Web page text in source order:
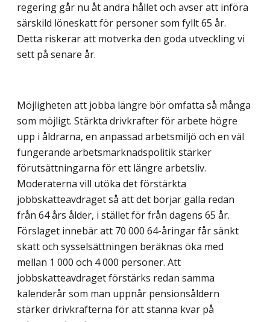
regering går nu åt andra hållet och avser att införa
särskild löneskatt för personer som fyllt 65 år.
Detta riskerar att motverka den goda utveckling vi
sett på senare år.
Möjligheten att jobba längre bör omfatta så många
som möjligt. Stärkta drivkrafter för arbete högre
upp i åldrarna, en anpassad arbetsmiljö och en väl
fungerande arbetsmarknadspolitik stärker
förutsättningarna för ett längre arbetsliv.
Moderaterna vill utöka det förstärkta
jobbskatteavdraget så att det börjar gälla redan
från 64 års ålder, i stället för från dagens 65 år.
Förslaget innebär att 70 000 64-åringar får sänkt
skatt och sysselsättningen beräknas öka med
mellan 1 000 och 4 000 personer. Att
jobbskatteavdraget förstärks redan samma
kalenderår som man uppnår pensionsåldern
stärker drivkrafterna för att stanna kvar på